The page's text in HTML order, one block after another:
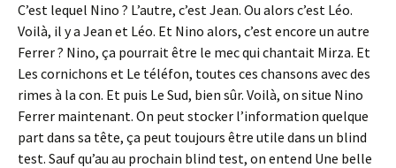
C’est lequel Nino ? L’autre, c’est Jean. Ou alors c’est Léo.
Voilà, il y a Jean et Léo. Et Nino alors, c’est encore un autre
Ferrer ? Nino, ça pourrait être le mec qui chantait Mirza. Et
Les cornichons et Le téléfon, toutes ces chansons avec des
rimes à la con. Et puis Le Sud, bien sûr. Voilà, on situe Nino
Ferrer maintenant. On peut stocker l’information quelque
part dans sa tête, ça peut toujours être utile dans un blind
test. Sauf qu’au au prochain blind test, on entend Une belle